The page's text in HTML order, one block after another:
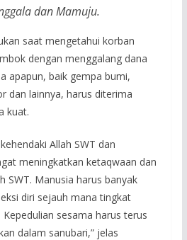
dan Mamuju.
saat mengetahui korban
dengan menggalang dana
apapun, baik gempa bumi,
dan lainnya, harus diterima
kuat.
Allah SWT dan
meningkatkan ketaqwaan dan
SWT. Manusia harus banyak
diri sejauh mana tingkat
Kepedulian sesama harus terus
dalam sanubari,” jelas